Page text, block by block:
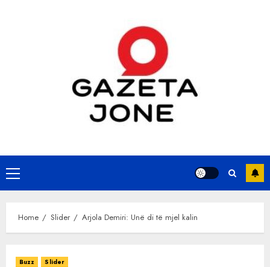
Primary
Menu
Home Slider Arjola Demiri: Unë di të mjel kalin
Buzz Slider